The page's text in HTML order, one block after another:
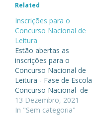
Related
Inscrições para o
Concurso Nacional de
Leitura
Estão abertas as
inscrições para o
Concurso Nacional de
Leitura - Fase de Escola
Concurso Nacional de
Leitura - 3º ciclo A fase
de escola do Concurso
13 Dezembro, 2021
In "Sem categoria"